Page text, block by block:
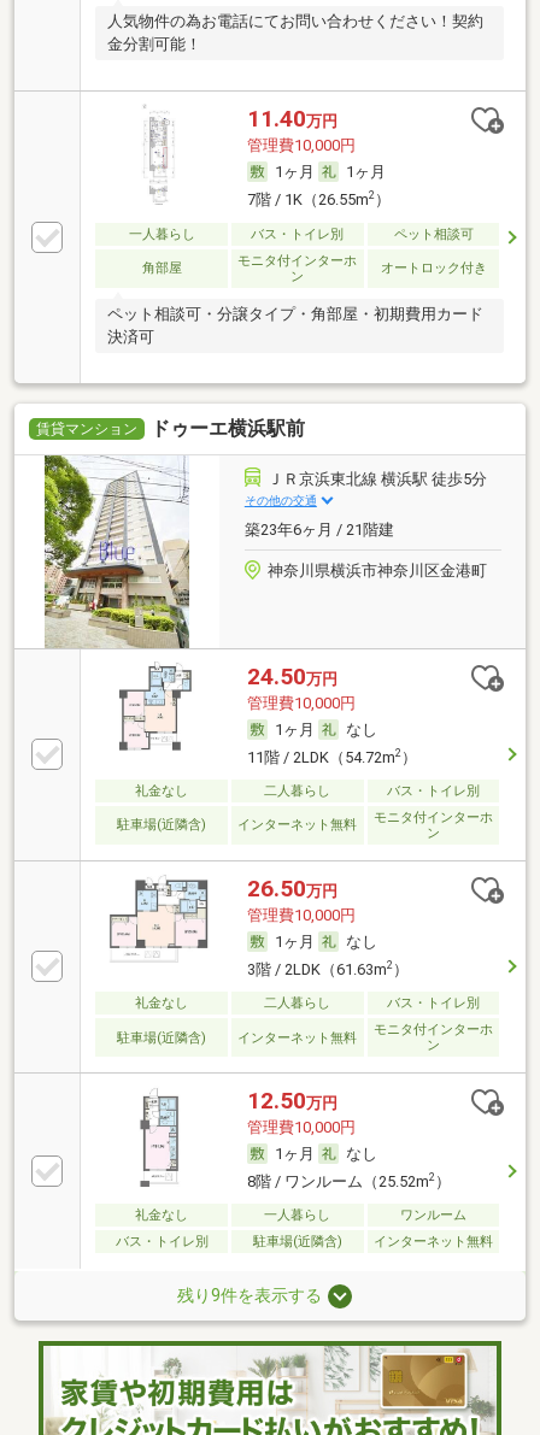
人気物件の為お電話にてお問い合わせください！契約
金分割可能！
11.40万円
管理費10,000円
1ヶ月
1ヶ月
7階 / 1K（26.55m2）
一人暮らし バス・トイレ別 ペット相談可
角部屋
モニタ付インターホ
ン
オートロック付き
ペット相談可・分譲タイプ・角部屋・初期費用カード
決済可
賃貸マンション ドゥーエ横浜駅前
ＪＲ京浜東北線 横浜駅 徒歩5分
その他の交通
築23年6ヶ月 / 21階建
神奈川県横浜市神奈川区金港町
24.50万円
管理費10,000円
1ヶ月
なし
11階 / 2LDK（54.72m2）
礼金なし 二人暮らし バス・トイレ別
駐車場(近隣含) インターネット無料
モニタ付インターホ
ン
26.50万円
管理費10,000円
1ヶ月
なし
3階 / 2LDK（61.63m2）
礼金なし 二人暮らし バス・トイレ別
駐車場(近隣含) インターネット無料
モニタ付インターホ
ン
12.50万円
管理費10,000円
1ヶ月
なし
8階 / ワンルーム（25.52m2）
礼金なし 一人暮らし
ワンルーム
バス・トイレ別
駐車場(近隣含) インターネット無料
残り9件を表示する